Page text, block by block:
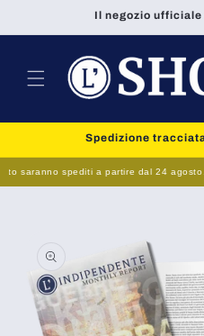
direttamente
ai contenuti
Il negozio
Spedizione
saranno spediti a partire dal 24 agosto.
sul prodotto